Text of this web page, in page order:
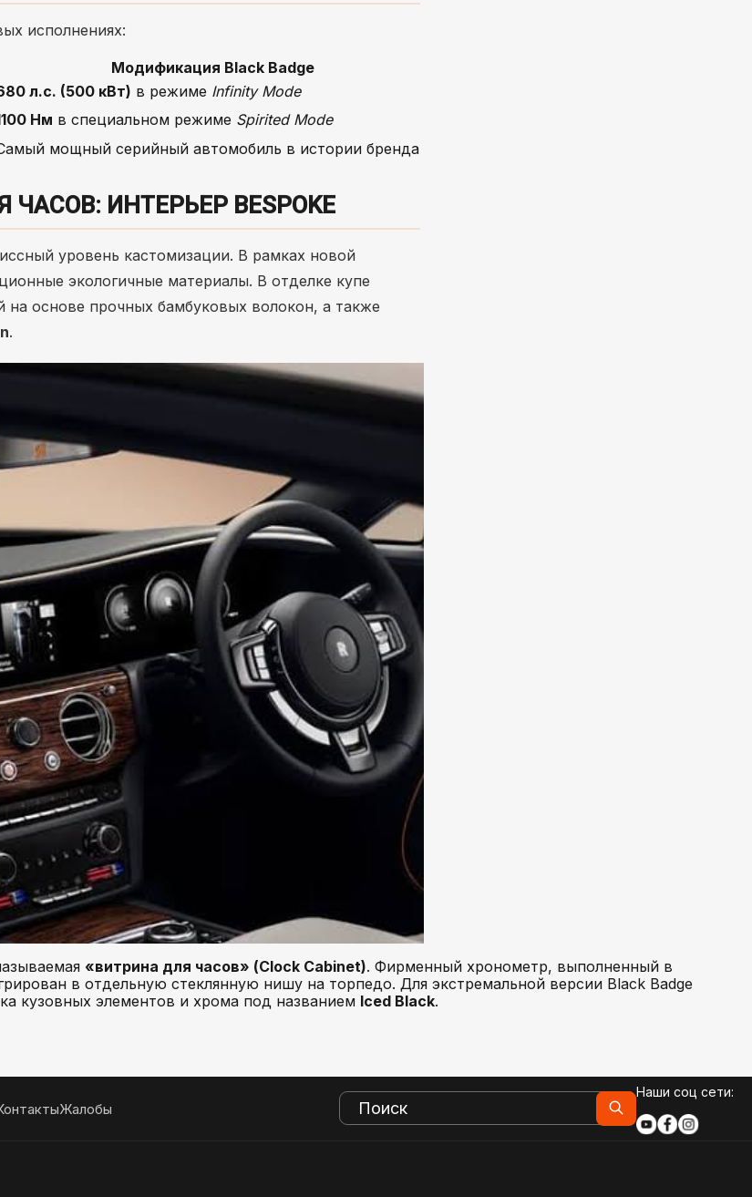
исполнениях:
Модификация Black Badge
л.с. (500 кВт) в режиме Infinity Mode
Нм в специальном режиме Spirited Mode
мощный серийный автомобиль в истории бренда
ИНТЕРЬЕР BESPOKE
уровень кастомизации. В рамках новой
экологичные материалы. В отделке купе
на основе прочных бамбуковых волокон, а также
.
«витрина для часов» (Clock Cabinet). Фирменный хронометр, выполненный в
в отдельную стеклянную нишу на торпедо. Для экстремальной версии Black Badge
кузовных элементов и хрома под названием Iced Black.
Жалобы
Наши соц сети: